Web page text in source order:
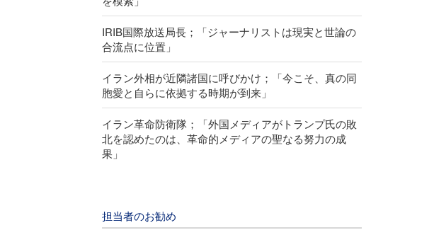
IRIB国際放送局長；「ジャーナリストは現実と世論の
合流点に位置」
イラン外相が近隣諸国に呼びかけ；「今こそ、真の同
胞愛と自らに依拠する時期が到来」
イラン革命防衛隊；「外国メディアがトランプ氏の敗
北を認めたのは、革命的メディアの聖なる努力の成
果」
担当者のお勧め